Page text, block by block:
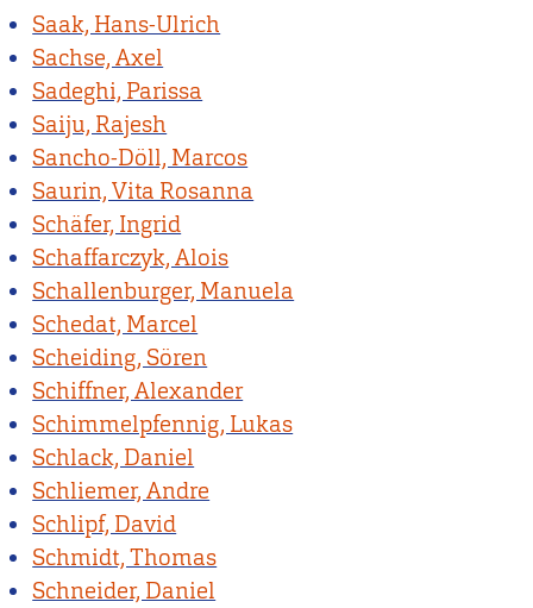
Saak, Hans-Ulrich
Sachse, Axel
Sadeghi, Parissa
Saiju, Rajesh
Sancho-Döll, Marcos
Saurin, Vita Rosanna
Schäfer, Ingrid
Schaffarczyk, Alois
Schallenburger, Manuela
Schedat, Marcel
Scheiding, Sören
Schiffner, Alexander
Schimmelpfennig, Lukas
Schlack, Daniel
Schliemer, Andre
Schlipf, David
Schmidt, Thomas
Schneider, Daniel